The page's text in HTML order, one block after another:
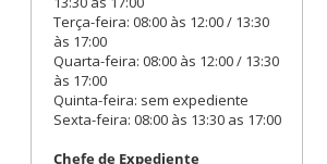
Terça-feira: 08:00 às 12:00 / 13:30
às 17:00
Quarta-feira: 08:00 às 12:00 / 13:30
às 17:00
Quinta-feira: sem expediente
Sexta-feira: 08:00 às 13:30 as 17:00
Chefe de Expediente